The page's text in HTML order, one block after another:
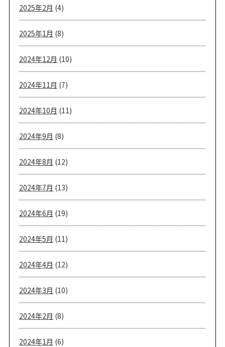
2025年2月 (4)
2025年1月 (8)
2024年12月 (10)
2024年11月 (7)
2024年10月 (11)
2024年9月 (8)
2024年8月 (12)
2024年7月 (13)
2024年6月 (19)
2024年5月 (11)
2024年4月 (12)
2024年3月 (10)
2024年2月 (8)
2024年1月 (6)